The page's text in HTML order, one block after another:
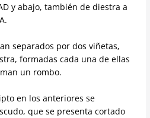
y abajo, también de diestra a
separados por dos viñetas,
formadas cada una de ellas
un rombo.
en los anteriores se
que se presenta cortado